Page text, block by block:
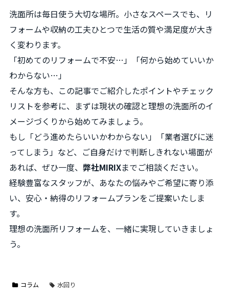
洗面所は毎日使う大切な場所。小さなスペースでも、リ
フォームや収納の工夫ひとつで生活の質や満足度が大き
く変わります。
「初めてのリフォームで不安…」「何から始めていいか
わからない…」
そんな方も、この記事でご紹介したポイントやチェック
リストを参考に、まずは現状の確認と理想の洗面所のイ
メージづくりから始めてみましょう。
もし「どう進めたらいいかわからない」「業者選びに迷
ってしまう」など、ご自身だけで判断しきれない場面が
あれば、ぜひ一度、 弊社MIRIXまでご相談ください。
経験豊富なスタッフが、あなたの悩みやご希望に寄り添
い、安心・納得のリフォームプランをご提案いたしま
す。
理想の洗面所リフォームを、一緒に実現していきましょ
う。
コラム 水回り